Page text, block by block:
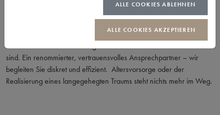
Liegenschaften zu unserer Profession. Unsere Erfahrung, Kompetenz
und die ökomische Beratung vom Erstkontakt bis zur
treuhänderischen Abwicklung machen Realtrade zu dem was wir
sind. Ein renommierter, vertrauensvolles Ansprechpartner – wir
begleiten Sie diskret und effizient. Altersvorsorge oder der
Realisierung eines langegehegten Traums steht nichts mehr im Weg.
ALLE COOKIES ABLEHNEN
ALLE COOKIES AKZEPTIEREN